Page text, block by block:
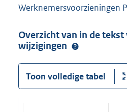
Werknemersvoorzieningen
Overzicht van in de
wijzigingen
Toon volledige tabel